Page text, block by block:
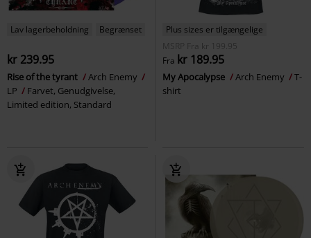
Lav lagerbeholdning Begrænset
kr 239.95
Rise of the tyrant
Arch Enemy
LP
Farvet, Genudgivelse,
Limited edition, Standard
Plus sizes er tilgængelige
MSRP
Fra kr 199.95
Fra kr 189.95
My Apocalypse Arch Enemy
T-
shirt